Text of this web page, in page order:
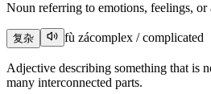
Noun referring to emotions, feelings, or
复杂 fù zácomplex / complicated
Adjective describing something that is
many interconnected parts.